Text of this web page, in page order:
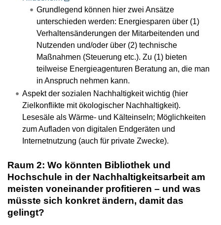
Grundlegend können hier zwei Ansätze
unterschieden werden: Energiesparen über (1)
Verhaltensänderungen der Mitarbeitenden und
Nutzenden und/oder über (2) technische
Maßnahmen (Steuerung etc.). Zu (1) bieten
teilweise Energieagenturen Beratung an, die man
in Anspruch nehmen kann.
Aspekt der sozialen Nachhaltigkeit wichtig (hier
Zielkonflikte mit ökologischer Nachhaltigkeit).
Lesesäle als Wärme- und Kälteinseln; Möglichkeiten
zum Aufladen von digitalen Endgeräten und
Internetnutzung (auch für private Zwecke).
Raum 2: Wo könnten Bibliothek und
Hochschule in der Nachhaltigkeitsarbeit am
meisten voneinander profitieren – und was
müsste sich konkret ändern, damit das
gelingt?